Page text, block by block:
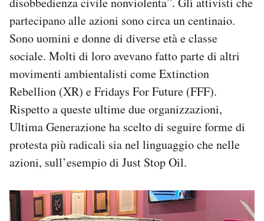
partecipano alle azioni sono circa un centinaio.
Sono uomini e donne di diverse età e classe
sociale. Molti di loro avevano fatto parte di altri
movimenti ambientalisti come Extinction
Rebellion (XR) e Fridays For Future (FFF).
Rispetto a queste ultime due organizzazioni,
Ultima Generazione ha scelto di seguire forme di
protesta più radicali sia nel linguaggio che nelle
azioni, sull’esempio di Just Stop Oil.